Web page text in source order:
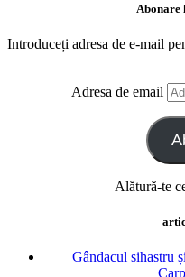
Abonare
Introduceți adresa de e-mail
Adresa de email
Alătură-te
Gândacul sihastru